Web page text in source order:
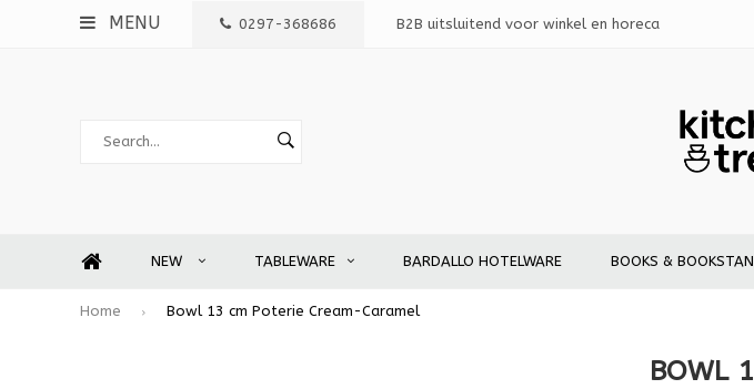
MENU 0297-368686 B2B uitsluitend voor winkel en horeca
NEW TABLEWARE BARDALLO HOTELWARE BOOKS &
Home Bowl 13 cm Poterie Cream-Caramel
BOWL